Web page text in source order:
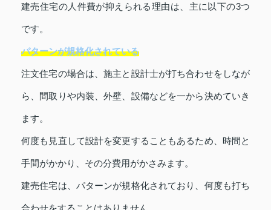
建売住宅の人件費が抑えられる理由は、主に以下の3つ
です。
パターンが規格化されている
注文住宅の場合は、施主と設計士が打ち合わせをしなが
ら、間取りや内装、外壁、設備などを一から決めていき
ます。
何度も見直して設計を変更することもあるため、時間と
手間がかかり、その分費用がかさみます。
建売住宅は、パターンが規格化されており、何度も打ち
合わせをすることはありません。